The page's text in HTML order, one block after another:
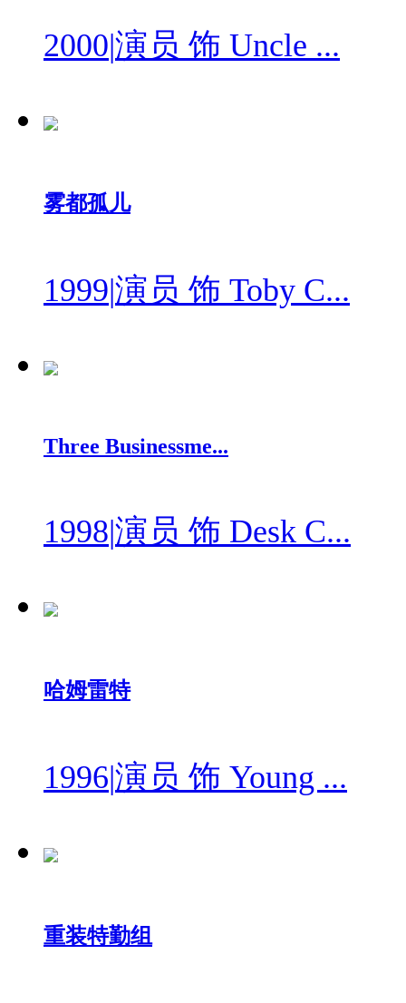
2000|演员 饰 Uncle ...
雾都孤儿
1999|演员 饰 Toby C...
Three Businessme...
1998|演员 饰 Desk C...
哈姆雷特
1996|演员 饰 Young ...
重装特勤组